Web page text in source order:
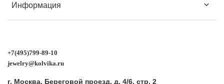
Информация
+7(495)799-89-10
jewelry@kolvika.ru
г. Москва, Береговой проезд, д. 4/6, стр. 2